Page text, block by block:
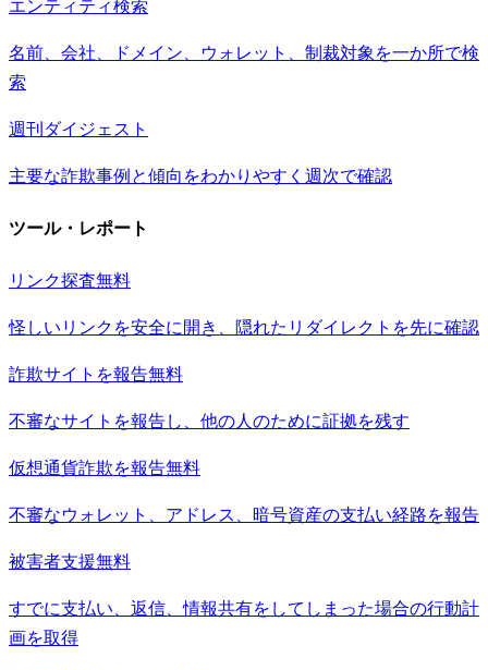
エンティティ検索
名前、会社、ドメイン、ウォレット、制裁対象を一か所で検
索
週刊ダイジェスト
主要な詐欺事例と傾向をわかりやすく週次で確認
ツール・レポート
リンク探査無料
怪しいリンクを安全に開き、隠れたリダイレクトを先に確認
詐欺サイトを報告無料
不審なサイトを報告し、他の人のために証拠を残す
仮想通貨詐欺を報告無料
不審なウォレット、アドレス、暗号資産の支払い経路を報告
被害者支援無料
すでに支払い、返信、情報共有をしてしまった場合の行動計
画を取得